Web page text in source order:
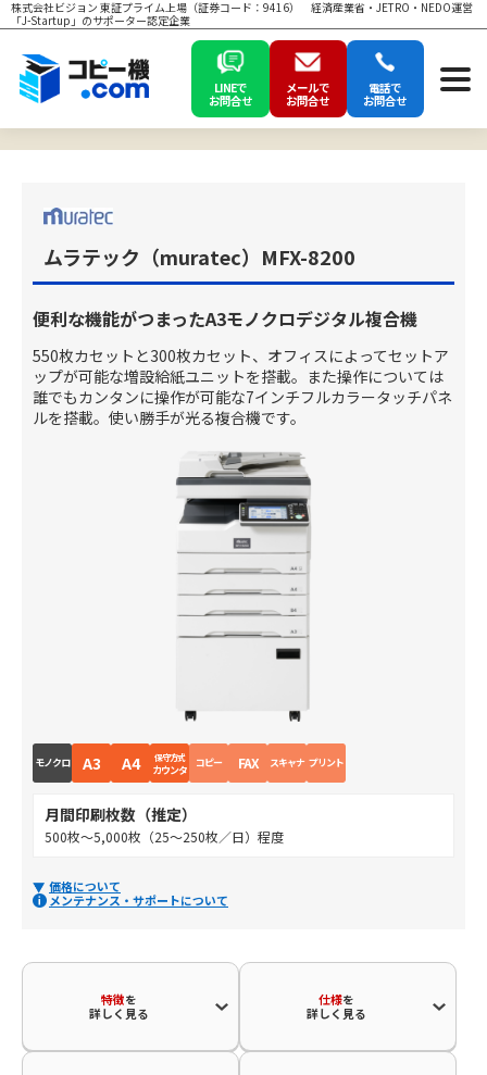
株式会社ビジョン 東証プライム上場（証券コード：9416） 経済産業省・JETRO・NEDO運営
「J-Startup」のサポーター認定企業
LINEで
お問合せ
メールで
お問合せ
電話で
お問合せ
ムラテック（muratec）MFX-8200
便利な機能がつまったA3モノクロデジタル複合機
550枚カセットと300枚カセット、オフィスによってセットア
ップが可能な増設給紙ユニットを搭載。また操作については
誰でもカンタンに操作が可能な7インチフルカラータッチパネ
ルを搭載。使い勝手が光る複合機です。
モノクロ A3 A4 保守方式
カウンタ コピー FAX スキャナ プリント
月間印刷枚数（推定）
500枚～5,000枚（25～250枚／日）程度
価格について
メンテナンス・サポートについて
特徴を
詳しく見る
仕様を
詳しく見る